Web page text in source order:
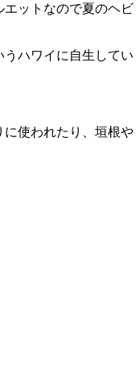
ットなので夏のヘビ
うハワイに自生してい
使われたり、垣根や